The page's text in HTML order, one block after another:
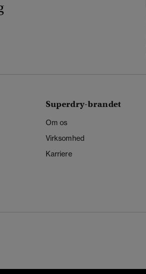
Superdry-brandet
Om os
Virksomhed
Karriere